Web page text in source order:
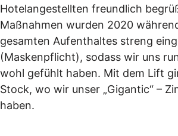
Hotelangestellten freundlich
Maßnahmen wurden 2020
gesamten Aufenthaltes streng
(Maskenpflicht), sodass wir uns
wohl gefühlt haben. Mit dem Lift
Stock, wo wir unser „Gigantic“ –
haben.